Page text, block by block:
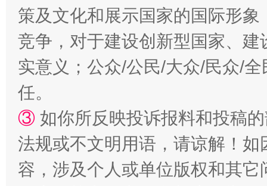
策及文化和展示国家的国际形
竞争，对于建设创新型国家、
实意义；公众/公民/大众/民众/
任。
③ 如你所反映投诉报料和投稿
法规或不文明用语，请谅解！
容，涉及个人或单位版权和其它